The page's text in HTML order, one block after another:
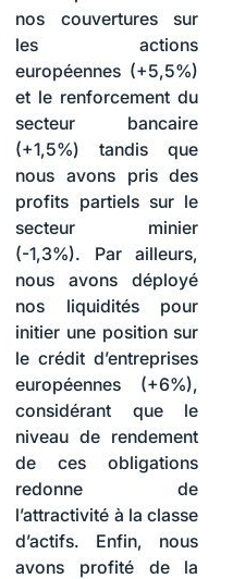
nos couvertures sur
les actions
européennes (+5,5%)
et le renforcement du
secteur bancaire
(+1,5%) tandis que
nous avons pris des
profits partiels sur le
secteur minier
(-1,3%). Par ailleurs,
nous avons déployé
nos liquidités pour
initier une position sur
le crédit d’entreprises
européennes (+6%),
considérant que le
niveau de rendement
de ces obligations
redonne de
l’attractivité à la classe
d’actifs. Enfin, nous
avons profité de la